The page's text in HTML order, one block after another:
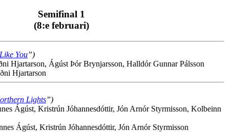
Semifinal 1
(8:e februari)
Like You”)
Hjartarson, Ágúst Þór Brynjarsson, Halldór Gunnar Pálsson
Hjartarson
Lights”)
Ágúst, Kristrún Jóhannesdóttir, Jón Arnór Styrmisson, Kolbeinn
Ágúst, Kristrún Jóhannesdóttir, Jón Arnór Styrmisson